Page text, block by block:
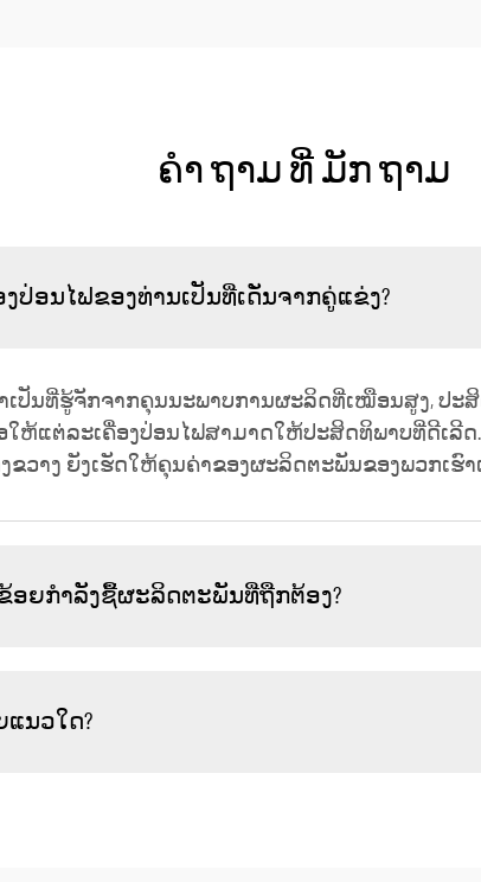
ຄໍາ ຖາມ ທີ່ ມັກ ຖາມ
ປ່ອນໄຟຂອງທ່ານເປັນທີ່ເດັ່ນຈາກຄູ່ແຂ່ງ?
ເປັນທີ່ຮູ້ຈັກຈາກຄຸນນະພາບການຜະລິດທີ່ເໝືອນສູງ, ປະ
ໃຫ້ແຕ່ລະເຄື່ອງປ່ອນໄຟສາມາດໃຫ້ປະສິດທິພາບທີ່ດີເລີ
າງ ຍັງເຮັດໃຫ້ຄຸນຄ່າຂອງຜະລິດຕະພັນຂອງພວກເຮົາ
ອຍກຳລັງຊື້ຜະລິດຕະພັນທີ່ຖືກຕ້ອງ?
ນວໃດ?